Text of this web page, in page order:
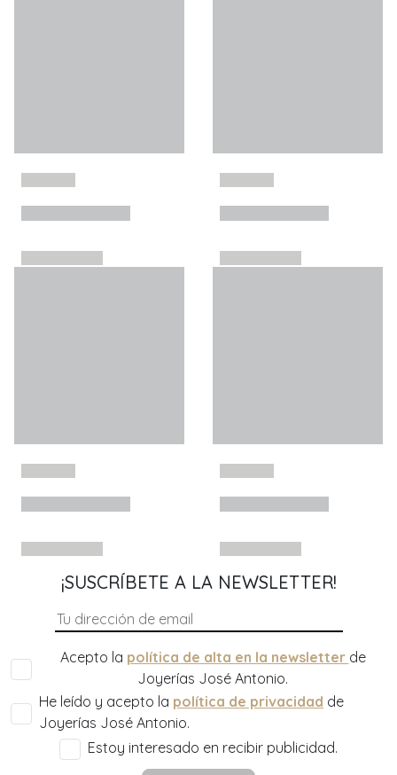
¡SUSCRÍBETE A LA NEWSLETTER!
Acepto la política de alta en la newsletter de
Joyerías José Antonio.
He leído y acepto la política de privacidad de
Joyerías José Antonio.
Estoy interesado en recibir publicidad.